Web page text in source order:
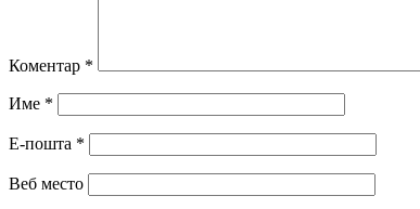
Коментар *
Име *
Е-пошта *
Веб место